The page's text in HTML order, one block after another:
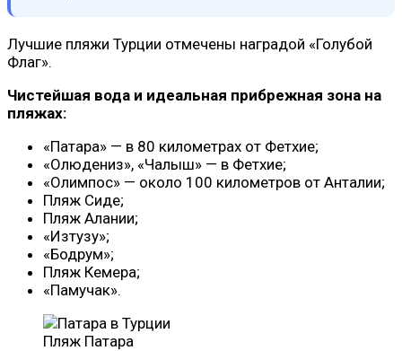
Лучшие пляжи Турции отмечены наградой «Голубой
Флаг».
Чистейшая вода и идеальная прибрежная зона на
пляжах:
«Патара» — в 80 километрах от Фетхие;
«Олюдениз», «Чалыш» — в Фетхие;
«Олимпос» — около 100 километров от Анталии;
Пляж Сиде;
Пляж Алании;
«Изтузу»;
«Бодрум»;
Пляж Кемера;
«Памучак».
Пляж Патара